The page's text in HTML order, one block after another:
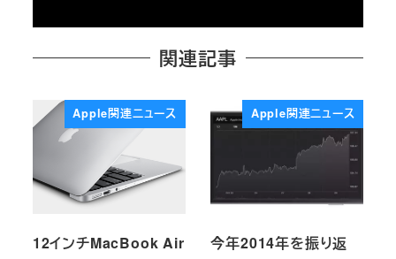
関連記事
Apple関連ニュース
12インチMacBook Air
Apple関連ニュース
今年2014年を振り返